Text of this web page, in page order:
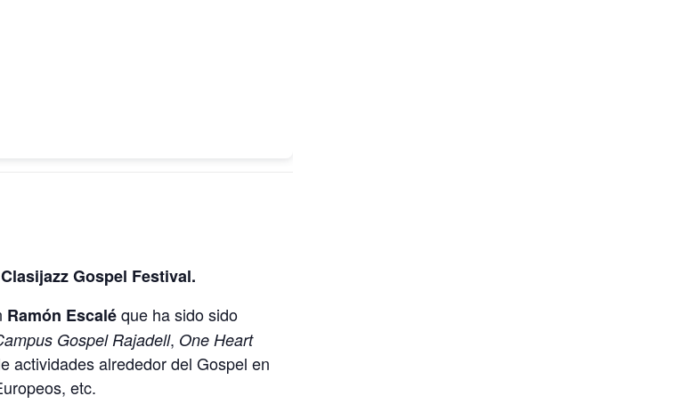
Gospel Festival.
Ramón Escaléque ha sido sido
Gospel Rajadell, One Heart
actividades alrededor del Gospel en
etc.